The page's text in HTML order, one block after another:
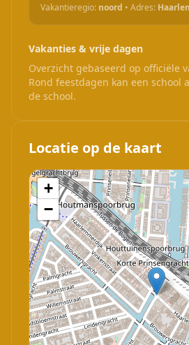
Vakantieregio: noord • Adres:
Vakanties & vrije dagen
Overzicht gebaseerd op officiële
Rond feestdagen kan een school
de school.
Locatie op de kaart
+
−